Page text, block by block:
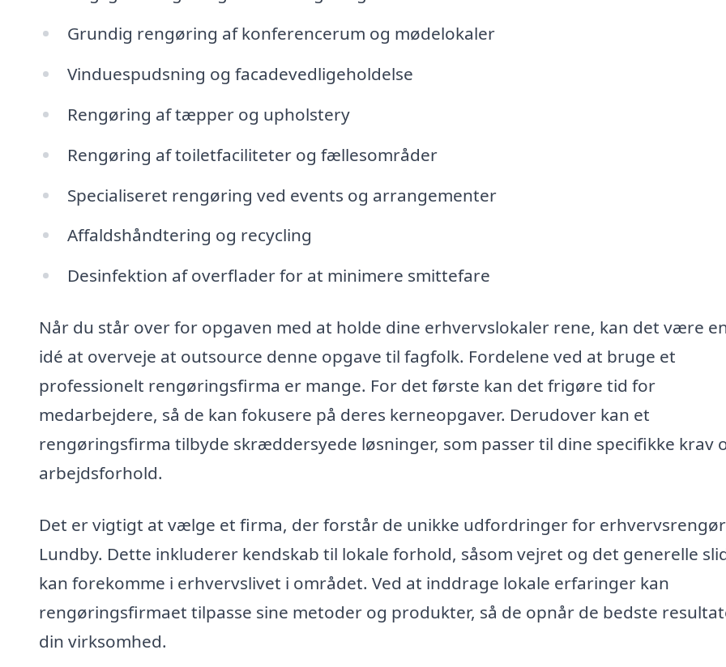
Grundig rengøring af konferencerum og mødelokaler
Vinduespudsning og facadevedligeholdelse
Rengøring af tæpper og upholstery
Rengøring af toiletfaciliteter og fællesområder
Specialiseret rengøring ved events og arrangementer
Affaldshåndtering og recycling
Desinfektion af overflader for at minimere smittefare
Når du står over for opgaven med at holde dine erhvervslokaler rene, kan det være
idé at overveje at outsource denne opgave til fagfolk. Fordelene ved at bruge et
professionelt rengøringsfirma er mange. For det første kan det frigøre tid for
medarbejdere, så de kan fokusere på deres kerneopgaver. Derudover kan et
rengøringsfirma tilbyde skræddersyede løsninger, som passer til dine specifikke krav
arbejdsforhold.
Det er vigtigt at vælge et firma, der forstår de unikke udfordringer for
Lundby. Dette inkluderer kendskab til lokale forhold, såsom vejret og det generelle
kan forekomme i erhvervslivet i området. Ved at inddrage lokale erfaringer kan
rengøringsfirmaet tilpasse sine metoder og produkter, så de opnår de bedste
din virksomhed.